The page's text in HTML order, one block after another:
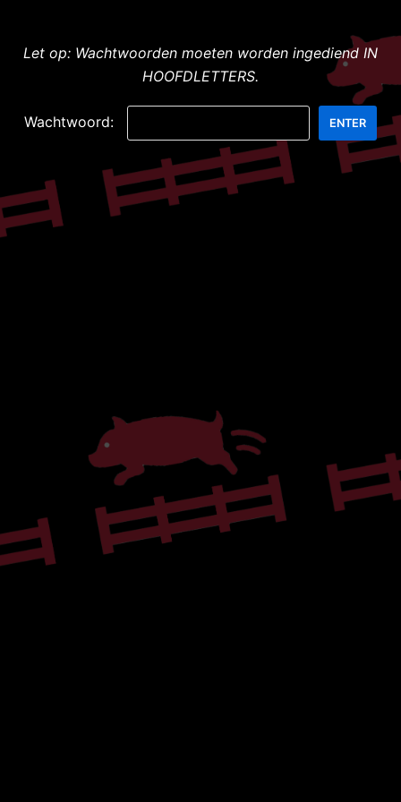
Meteen
inhoud
Let op: Wachtwoorden moeten worden ingediend IN
HOOFDLETTERS.
Wachtwoord: